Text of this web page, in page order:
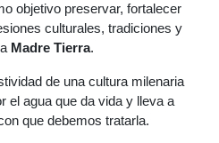
objetivo preservar, fortalecer
culturales, tradiciones y
Madre Tierra.
de una cultura milenaria
el agua que da vida y lleva a
que debemos tratarla.